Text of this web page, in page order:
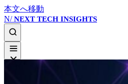
本文へ移動
N/ NEXT TECH INSIGHTS